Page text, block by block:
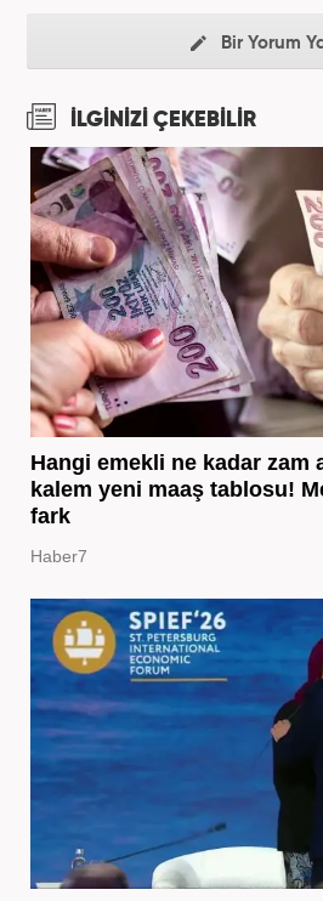
Bir Yorum
İLGİNİZİ ÇEKEBİLİR
Hangi emekli ne kadar zam
kalem yeni maaş tablosu!
fark
Haber7